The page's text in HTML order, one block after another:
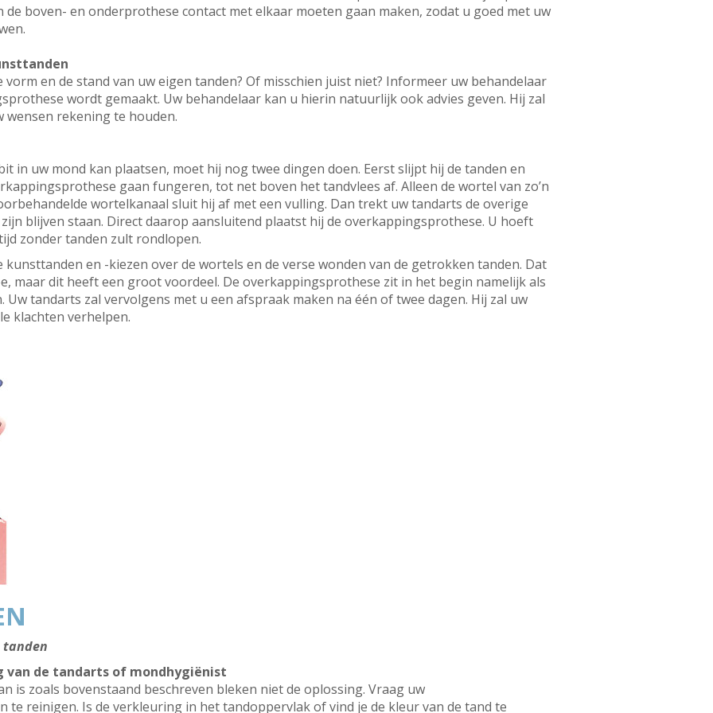
boven- en onderprothese contact met elkaar moeten gaan maken, zodat u goed met uw
en de stand van uw eigen tanden? Of misschien juist niet? Informeer uw behandelaar
wordt gemaakt. Uw behandelaar kan u hierin natuurlijk ook advies geven. Hij zal
rekening te houden.
in uw mond kan plaatsen, moet hij nog twee dingen doen. Eerst slijpt hij de tanden en
gaan fungeren, tot net boven het tandvlees af. Alleen de wortel van zo’n
wortelkanaal sluit hij af met een vulling. Dan trekt uw tandarts de overige
blijven staan. Direct daarop aansluitend plaatst hij de overkappingsprothese. U hoeft
zonder tanden zult rondlopen.
en -kiezen over de wortels en de verse wonden van de getrokken tanden. Dat
maar dit heeft een groot voordeel. De overkappingsprothese zit in het begin namelijk als
tandarts zal vervolgens met u een afspraak maken na één of twee dagen. Hij zal uw
klachten verhelpen.
tanden
van de tandarts of mondhygiënist
is zoals bovenstaand beschreven bleken niet de oplossing. Vraag uw
te reinigen. Is de verkleuring in het tandoppervlak of vind je de kleur van de tand te